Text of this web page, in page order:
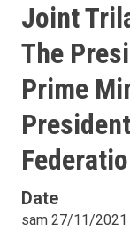
Joint
The
Prime
Date
sam 27/11/2021